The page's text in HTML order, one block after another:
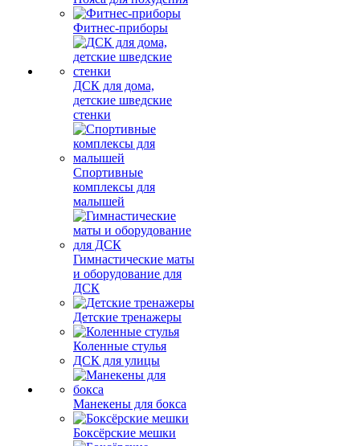
Фитнес-приборы
ДСК для дома,
детские шведские
стенки
Спортивные
комплексы для
малышей
Гимнастические маты
и оборудование для
ДСК
Детские тренажеры
Коленные стулья
ДСК для улицы
Манекены для бокса
Боксёрские мешки